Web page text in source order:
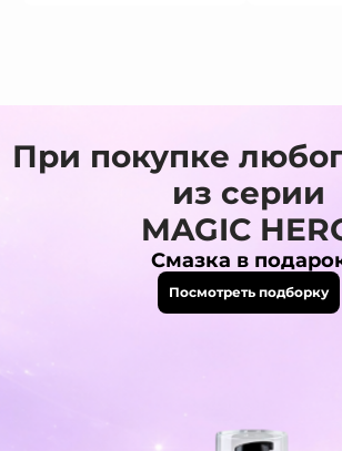
При покупке
из серии
MAGIC
Смазка в
Посмотреть подборку